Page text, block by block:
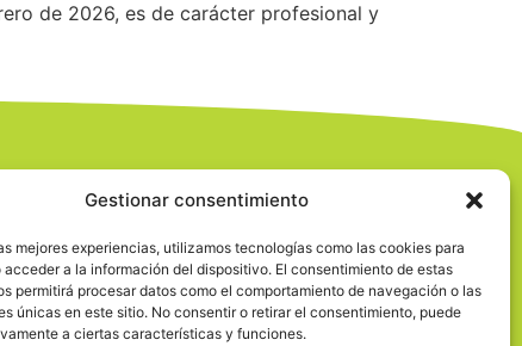
Gestionar consentimiento
mejores experiencias, utilizamos tecnologías como las cookies para
acceder a la información del dispositivo. El consentimiento de estas
permitirá procesar datos como el comportamiento de navegación o las
únicas en este sitio. No consentir o retirar el consentimiento, puede
a ciertas características y funciones.
de 2026, es de carácter profesional y